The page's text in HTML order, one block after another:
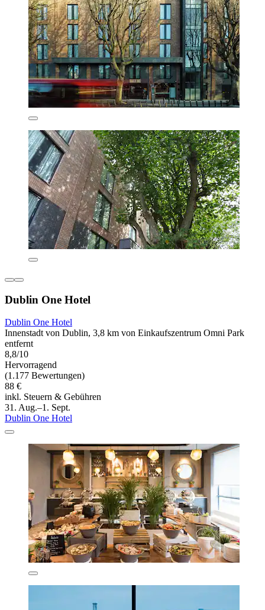
Dublin One Hotel
Dublin One Hotel
Innenstadt von Dublin, 3,8 km von Einkaufszentrum Omni Park
entfernt
8,8/10
Hervorragend
(1.177 Bewertungen)
88 €
inkl. Steuern & Gebühren
31. Aug.–1. Sept.
Dublin One Hotel